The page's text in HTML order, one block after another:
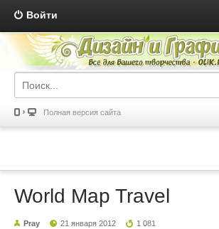
Войти
Полная версия сайта
World Map Travel
Pray 21 января 2012 1 081